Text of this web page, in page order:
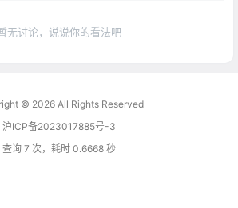
无讨论，说说你的看法吧
© 2026 All Rights Reserved
沪ICP备2023017885号-3
查询 7 次，耗时 0.6668 秒